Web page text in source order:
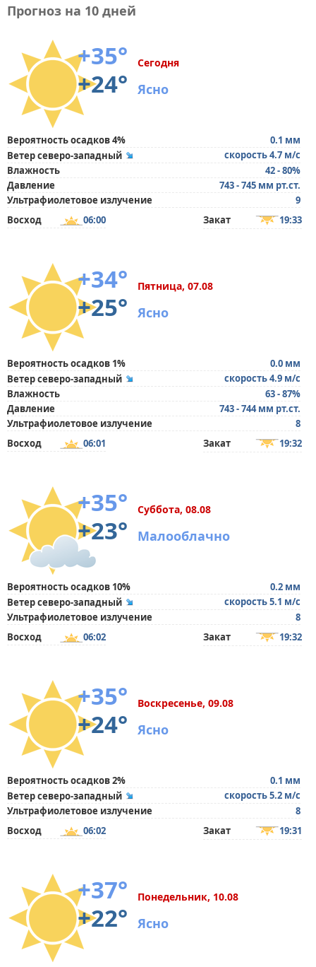
Прогноз на 10 дней
+35°
+24°
Сегодня
Ясно
Вероятность осадков 4%
0.1 мм
Ветер северо-западный
скорость 4.7 м/с
Влажность
42 - 80%
Давление
743 - 745 мм рт.ст.
Ультрафиолетовое излучение
9
Восход
06:00 Закат 19:33
+34°
+25°
Пятница, 07.08
Ясно
Вероятность осадков 1%
0.0 мм
Ветер северо-западный
скорость 4.9 м/с
Влажность
63 - 87%
Давление
743 - 744 мм рт.ст.
Ультрафиолетовое излучение
8
Восход
06:01 Закат 19:32
+35°
+23°
Суббота, 08.08
Малооблачно
Вероятность осадков 10%
0.2 мм
Ветер северо-западный
скорость 5.1 м/с
Ультрафиолетовое излучение
8
Восход
06:02 Закат 19:32
+35°
+24°
Воскресенье, 09.08
Ясно
Вероятность осадков 2%
0.1 мм
Ветер северо-западный
скорость 5.2 м/с
Ультрафиолетовое излучение
8
Восход
06:02 Закат 19:31
+37°
+22°
Понедельник, 10.08
Ясно